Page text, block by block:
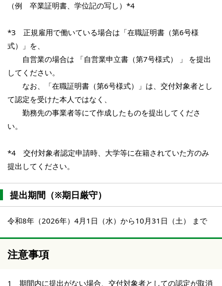
（例 卒業証明書、学位記の写し）*4
*3 正規雇用で働いている場合は「在職証明書（第6号様
式）」を、
自営業の場合は 「自営業申立書（第7号様式） 」 を提出
してください。
なお、「在職証明書（第6号様式）」は、交付対象者とし
て認定を受けた本人ではなく、
勤務先の事業者等にて作成したものを提出してくださ
い。
*4 交付対象者認定申請時、大学等に在籍されていた方のみ
提出してください。
提出期間（※期日厳守）
令和8年（2026年）4月1日（水）から10月31日（土） まで
注意事項
1 期間内に提出がない場合、交付対象者としての認定が取消